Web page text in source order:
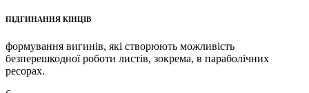
ПІДГИНАННЯ КІНЦІВ
формування вигинів, які створюють можливість
безперешкодної роботи листів, зокрема, в параболічних
ресорах.